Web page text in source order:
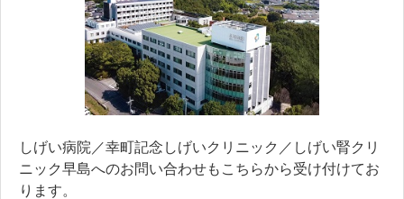
しげい病院／幸町記念しげいクリニック／しげい腎クリ
ニック早島へのお問い合わせもこちらから受け付けてお
ります。